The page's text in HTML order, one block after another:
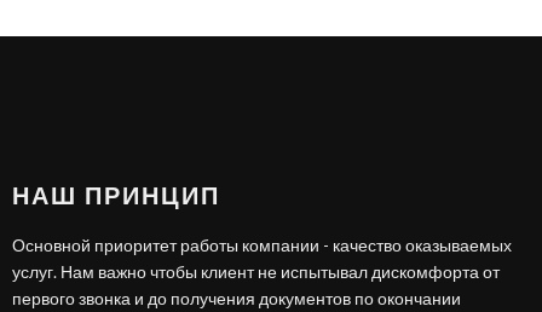
НАШ ПРИНЦИП
Основной приоритет работы компании - качество оказываемых
услуг. Нам важно чтобы клиент не испытывал дискомфорта от
первого звонка и до получения документов по окончании